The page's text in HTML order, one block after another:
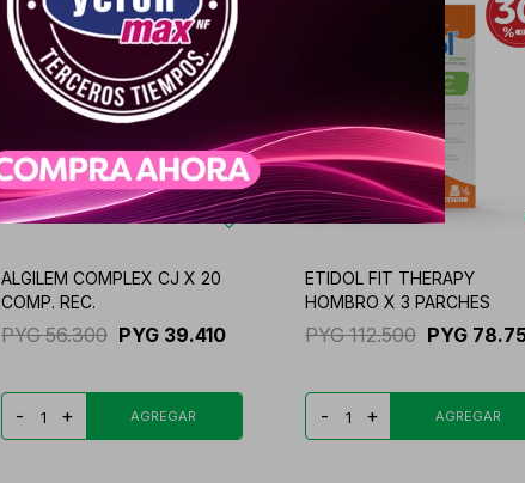
ALGILEM COMPLEX CJ X 20
COMP. REC.
PYG 56.300 PYG 39.410
- +
ETIDOL FIT THERAPY
HOMBRO X 3 PARCHES
PYG 112.500 PYG
- +